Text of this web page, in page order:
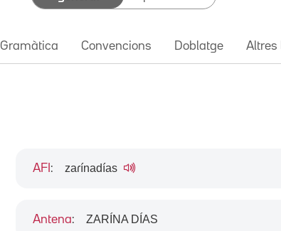
Gramàtica Convencions Doblatge Altres
AFI : zaɾínadías
Antena: ZARÍNA DÍAS